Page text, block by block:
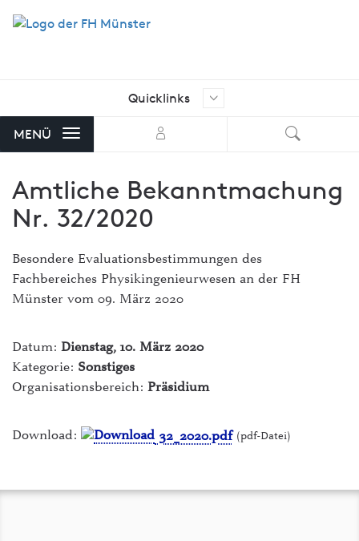
Ich suche nach …
Quicklinks
Aktuelle Stellenangebote der FH
AStA FH Münster
Bibliothek
FH Exam
FH-Shop
von externen Unternehmen
ILIAS Lernplattform
Mensen
MENÜ
Amtliche Bekanntmachung
Nr. 32/2020
Besondere Evaluationsbestimmungen des
Fachbereiches Physikingenieurwesen an der FH
Münster vom 09. März 2020
Datum: Dienstag, 10. März 2020
Kategorie: Sonstiges
Organisationsbereich: Präsidium
Download: 32_2020.pdf (pdf-Datei)